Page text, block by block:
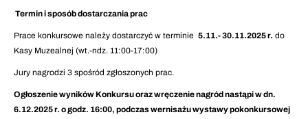
Termin i sposób dostarczania prac
Prace konkursowe należy dostarczyć w terminie 5.11.- 30.11.2025 r. do
Kasy Muzealnej (wt.-ndz. 11:00-17:00)
Jury nagrodzi 3 spośród zgłoszonych prac.
Ogłoszenie wyników Konkursu oraz wręczenie nagród nastąpi w dn.
6.12.2025 r. o godz. 16:00, podczas wernisażu wystawy pokonkursowej